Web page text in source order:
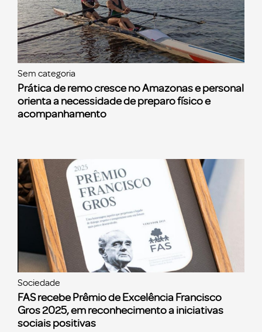
Sem categoria
Prática de remo cresce no Amazonas e personal
orienta a necessidade de preparo físico e
acompanhamento
Sociedade
FAS recebe Prêmio de Excelência Francisco
Gros 2025, em reconhecimento a iniciativas
sociais positivas